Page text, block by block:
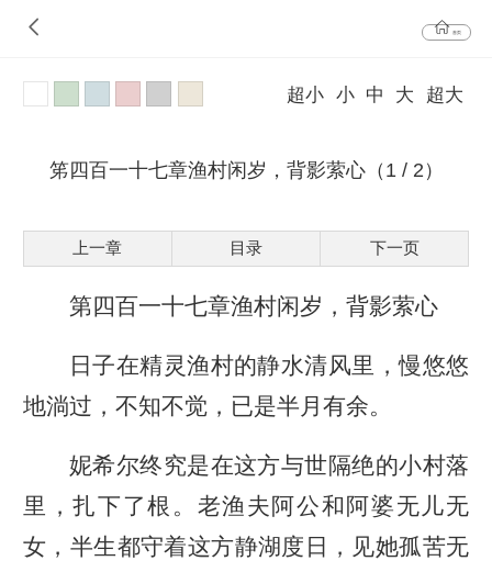
首页
超小 小 中 大 超大
笫四百一十七章渔村闲岁，背影萦心（1 / 2）
上一章 目录 下一页
第四百一十七章渔村闲岁，背影萦心
日子在精灵渔村的静水清风里，慢悠悠
地淌过，不知不觉，已是半月有余。
妮希尔终究是在这方与世隔绝的小村落
里，扎下了根。老渔夫阿公和阿婆无儿无
女，半生都守着这方静湖度日，见她孤苦无